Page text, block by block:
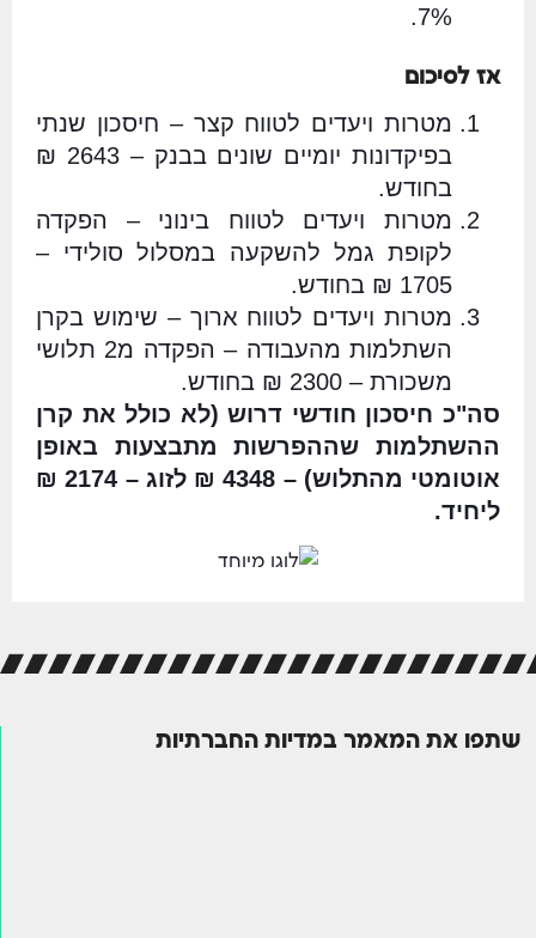
7%.
אז לסיכום
מטרות ויעדים לטווח קצר – חיסכון שנתי
בפיקדונות יומיים שונים בבנק – 2643 ₪
בחודש.
מטרות ויעדים לטווח בינוני – הפקדה
לקופת גמל להשקעה במסלול סולידי –
1705 ₪ בחודש.
מטרות ויעדים לטווח ארוך – שימוש בקרן
השתלמות מהעבודה – הפקדה מ2 תלושי
משכורת – 2300 ₪ בחודש.
סה"כ חיסכון חודשי דרוש (לא כולל את קרן
ההשתלמות שההפרשות מתבצעות באופן
אוטומטי מהתלוש) – 4348 ₪ לזוג – 2174 ₪
ליחיד.
שתפו את המאמר במדיות החברתיות